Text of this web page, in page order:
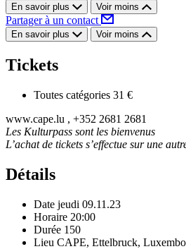
En savoir plus Voir moins
Partager à un contact
En savoir plus Voir moins
Tickets
Toutes catégories 31 €
www.cape.lu , +352 2681 2681
Les Kulturpass sont les bienvenus
L’achat de tickets s’effectue sur une
Détails
Date jeudi 09.11.23
Horaire 20:00
Durée 150
Lieu CAPE, Ettelbruck,